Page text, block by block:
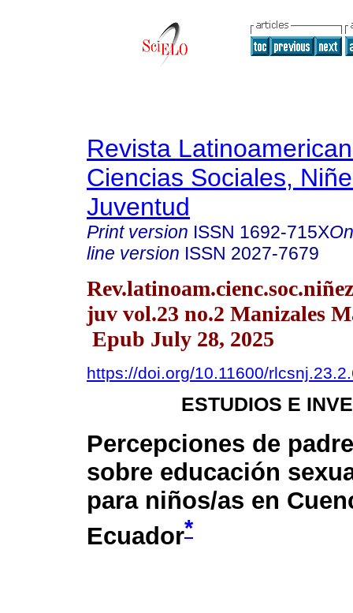
Revista
Ciencias Sociales,
Juventud
Print version ISSN 1692-715X
line version ISSN 2027-7679
Rev.latinoam.cienc.soc.niñez
juv vol.23 no.2 Manizales
Epub July 28, 2025
https://doi.org/10.11600/
ESTUDIOS E
Percepciones de
sobre educación
para niños/as en
Ecuador*